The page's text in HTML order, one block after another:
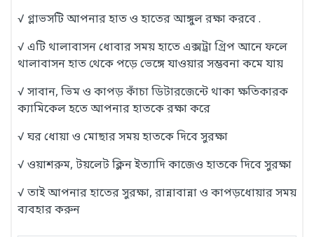
√ গ্লাভসটি আপনার হাত ও হাতের আঙ্গুল রক্ষা করবে .
√ এটি থালাবাসন ধোবার সময় হাতে এক্সট্রা গ্রিপ আনে ফলে
থালাবাসন হাত থেকে পড়ে ভেঙ্গে যাওয়ার সম্ভবনা কমে যায়
√ সাবান, ভিম ও কাপড় কাঁচা ডিটারজেন্টে থাকা ক্ষতিকারক
ক্যামিকেল হতে আপনার হাতকে রক্ষা করে
√ ঘর ধোয়া ও মোছার সময় হাতকে দিবে সুরক্ষা
√ ওয়াশরুম, টয়লেট ক্লিন ইত্যাদি কাজেও হাতকে দিবে সুরক্ষা
√ তাই আপনার হাতের সুরক্ষা, রান্নাবান্না ও কাপড়ধোয়ার সময়
ব্যবহার করুন